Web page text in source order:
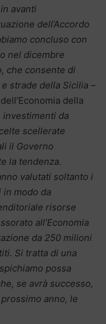
avanti
dell’Accordo
concluso con
nel dicembre
che consente di
strade della Sicilia –
della
investimenti da
scellerate
il Governo
la tendenza.
valutati soltanto i
modo da
risorse
all’Economia
da 250 milioni
Si tratta di una
possa
se avrà successo,
anno, le